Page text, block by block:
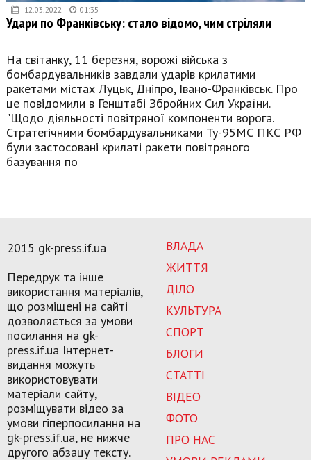
12.03.2022 01:35
Удари по Франківську: стало відомо, чим стріляли
На світанку, 11 березня, ворожі війська з
бомбардувальників завдали ударів крилатими
ракетами містах Луцьк, Дніпро, Івано-Франківськ. Про
це повідомили в Генштабі Збройних Сил України.
"Щодо діяльності повітряної компоненти ворога.
Стратегічними бомбардувальниками Ту-95МС ПКС РФ
були застосовані крилаті ракети повітряного
базування по
ВЛАДА
ЖИТТЯ
ДІЛО
КУЛЬТУРА
СПОРТ
БЛОГИ
СТАТТІ
ВІДЕО
ФОТО
ПРО НАС
2015 gk-press.if.ua
Передрук та інше
використання матеріалів,
що розміщені на сайті
дозволяється за умови
посилання на gk-
press.if.ua Інтернет-
видання можуть
використовувати
матеріали сайту,
розміщувати відео за
умови гіперпосилання на
gk-press.if.ua, не нижче
другого абзацу тексту.